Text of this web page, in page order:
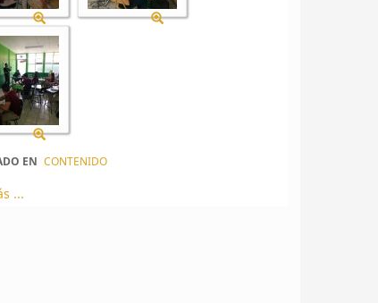
EN CONTENIDO
...